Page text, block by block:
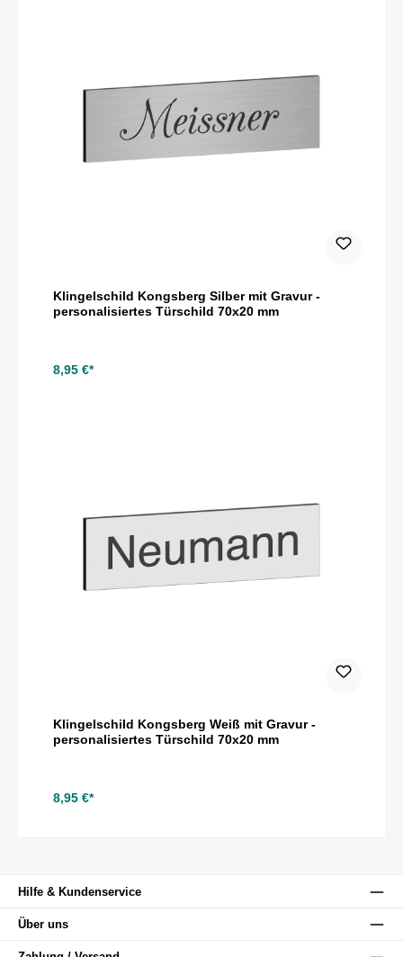
Klingelschild Kongsberg Silber mit Gravur -
personalisiertes Türschild 70x20 mm
8,95 €*
Klingelschild Kongsberg Weiß mit Gravur -
personalisiertes Türschild 70x20 mm
8,95 €*
Hilfe & Kundenservice
Über uns